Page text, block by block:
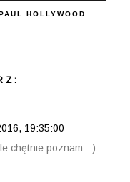
HOLLYWOOD
19:35:00
chętnie poznam :-)